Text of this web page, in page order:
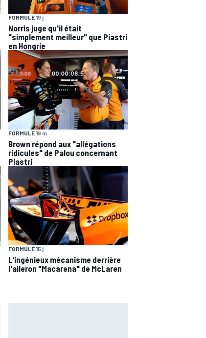
FORMULE 19 j
Norris juge qu'il était
"simplement meilleur" que Piastri
en Hongrie
FORMULE 19 m
Brown répond aux "allégations
ridicules" de Palou concernant
Piastri
FORMULE 15 j
L'ingénieux mécanisme derrière
l'aileron "Macarena" de McLaren